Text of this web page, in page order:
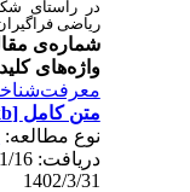
در راستای
ریاضی
شماره‌ی
واژه‌های
متن کامل[PDF 849 kb]
نوع مطالعه:
1402/3/31